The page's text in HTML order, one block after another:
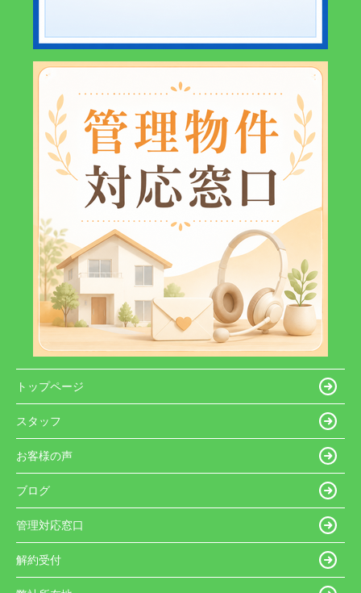
トップページ
スタッフ
お客様の声
ブログ
管理対応窓口
解約受付